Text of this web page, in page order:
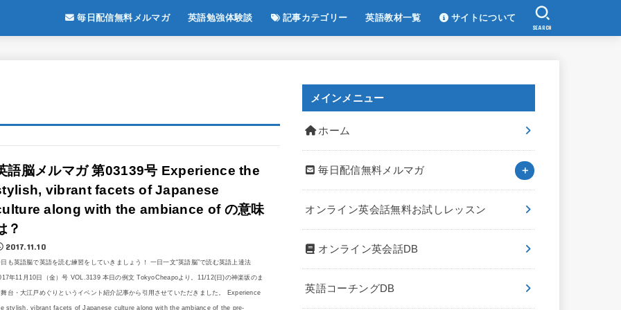
毎日配信無料メルマガ 英語勉強体験談 記事カテゴリー 英語教材一覧 サイトについて
SEARCH
語脳メルマガ 第03139号 Experience the
vibrant facets of Japanese
along with the ambiance of の意味
？
2017.11.10
も英語脳で英語を読む練習をしていきましょう！ 一日一文“英語脳”で読む英語上達法
年11月10日（金）号 VOL.3139 本日の例文 TokyoCheapoより。11/12(日)の神楽坂のま
台・大江戸めぐりというイベント紹介記事から引用させていただきました。 Experience
stylish, vibrant facets of Japanese culture along with the ambiance of the pre-
メインメニュー
ホーム
毎日配信無料メルマガ
オンライン英会話無料お試しレッスン
オンライン英会話DB
英語コーチングDB